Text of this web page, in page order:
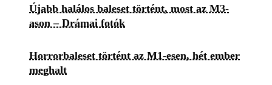
Újabb halálos baleset történt, most az M3-
ason – Drámai fotók
Horrorbaleset történt az M1-esen, hét ember
meghalt